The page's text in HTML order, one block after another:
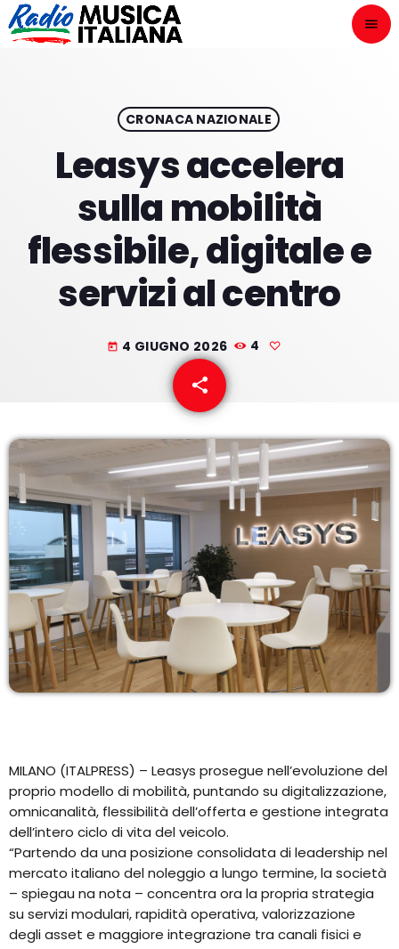
menu
HOME
I VOLTI DELLA RADIO
LE NOTIZIE
CONTATTI
CRONACA NAZIONALE
Leasys accelera
sulla mobilità
flessibile, digitale e
servizi al centro
today 4 GIUGNO 2026 4
share
email
MILANO (ITALPRESS) – Leasys prosegue nell’evoluzione del
proprio modello di mobilità, puntando su digitalizzazione,
omnicanalità, flessibilità dell’offerta e gestione integrata
dell’intero ciclo di vita del veicolo.
“Partendo da una posizione consolidata di leadership nel
mercato italiano del noleggio a lungo termine, la società
– spiegau na nota – concentra ora la propria strategia
su servizi modulari, rapidità operativa, valorizzazione
degli asset e maggiore integrazione tra canali fisici e